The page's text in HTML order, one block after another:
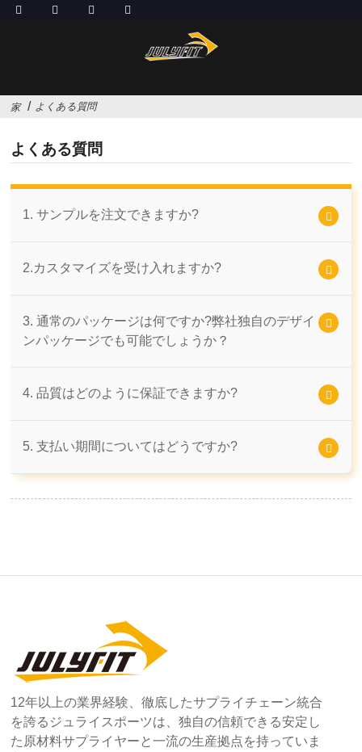
家 よくある質問
よくある質問
1. サンプルを注文できますか?
2.カスタマイズを受け入れますか?
3. 通常のパッケージは何ですか?弊社独自のデザイ
ンパッケージでも可能でしょうか？
4. 品質はどのように保証できますか?
5. 支払い期間についてはどうですか?
12年以上の業界経験、徹底したサプライチェーン統合
を誇るジュライスポーツは、独自の信頼できる安定し
た原材料サプライヤーと一流の生産拠点を持っていま